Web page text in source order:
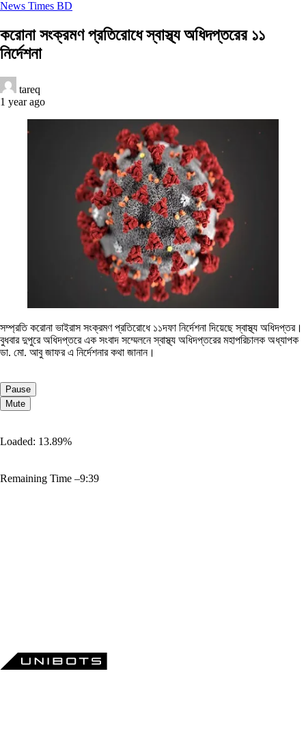
News Times BD
করোনা সংক্রমণ প্রতিরোধে স্বাস্থ্য অধিদপ্তরের ১১
নির্দেশনা
tareq
1 year ago
সম্প্রতি করোনা ভাইরাস সংক্রমণ প্রতিরোধে ১১দফা নির্দেশনা দিয়েছে স্বাস্থ্য অধিদপ্তর।
বুধবার দুপুরে অধিদপ্তরে এক সংবাদ সম্মেলনে স্বাস্থ্য অধিদপ্তরের মহাপরিচালক অধ্যাপক
ডা. মো. আবু জাফর এ নির্দেশনার কথা জানান।
Pause
Mute
Loaded: 13.89%
Remaining Time –9:39